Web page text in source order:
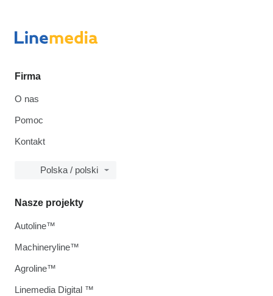
Firma
O nas
Pomoc
Kontakt
Polska / polski
Nasze projekty
Autoline™
Machineryline™
Agroline™
Linemedia Digital ™